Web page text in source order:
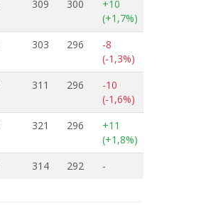
309 300
+10
(+1,7%)
303 296
-8
(-1,3%)
311 296
-10
(-1,6%)
321 296
+11
(+1,8%)
314 292 -